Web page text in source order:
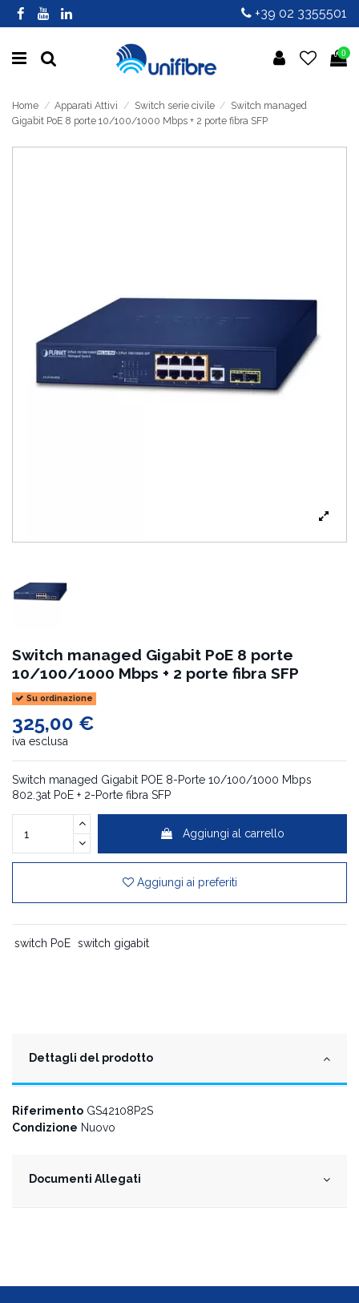
+39 02 3355501
0
Home Apparati Attivi Switch serie civile
Switch managed
Gigabit PoE 8 porte 10/100/1000 Mbps + 2 porte fibra SFP
Switch managed Gigabit PoE 8 porte
10/100/1000 Mbps + 2 porte fibra SFP
Su ordinazione
325,00 €
iva esclusa
Switch managed Gigabit POE 8-Porte 10/100/1000 Mbps
802.3at PoE + 2-Porte fibra SFP
Aggiungi al carrello
Aggiungi ai preferiti
switch PoE switch gigabit
Dettagli del prodotto
Riferimento GS42108P2S
Condizione Nuovo
Documenti Allegati